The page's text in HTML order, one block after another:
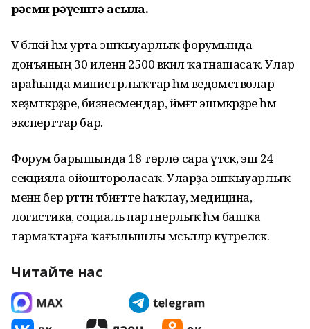
рәсми рәүештә асыла.
V бәләкәй һәм урта эшҡыуарлыҡ форумында
донъяның 30 иленән 2500 вәкил ҡатнашасаҡ. Улар
араһында министрлыҡтар һәм ведомстволар
хеҙмәткәрҙәре, бизнесмендар, йәмәғәт эшмәкәрҙәре һәм
эксперттар бар.
Форум барышында 18 төрлө сара үтәсәк, эш 24
секцияла ойоштороласаҡ. Уларҙа эшҡыуарлыҡ
менән бер рәттән тәбиғәтте һаҡлау, медицина,
логистика, социаль партнерлыҡ һәм башҡа
тармаҡтарға ҡағылышлы мәсьәләләр күтәреләсәк.
Читайте нас